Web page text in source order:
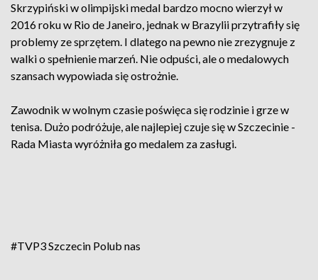
Skrzypiński w olimpijski medal bardzo mocno wierzył w
2016 roku w Rio de Janeiro, jednak w Brazylii przytrafiły się
problemy ze sprzętem. I dlatego na pewno nie zrezygnuje z
walki o spełnienie marzeń. Nie odpuści, ale o medalowych
szansach wypowiada się ostrożnie.
Zawodnik w wolnym czasie poświęca się rodzinie i grze w
tenisa. Dużo podróżuje, ale najlepiej czuje się w Szczecinie -
Rada Miasta wyróżniła go medalem za zasługi.
#TVP3 Szczecin Polub nas